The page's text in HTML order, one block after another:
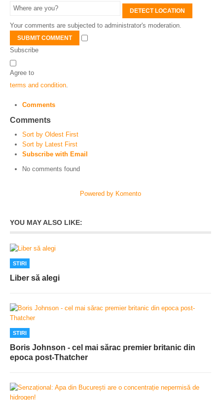
DETECT LOCATION
Your comments are subjected to administrator's moderation.
SUBMIT COMMENT
Subscribe
Agree to
terms and condition
Comments
Comments
Sort by Oldest First
Sort by Latest First
Subscribe with Email
No comments found
Powered by Komento
YOU MAY ALSO LIKE:
STIRI
Liber să alegi
STIRI
Boris Johnson - cel mai sărac premier britanic din
epoca post-Thatcher